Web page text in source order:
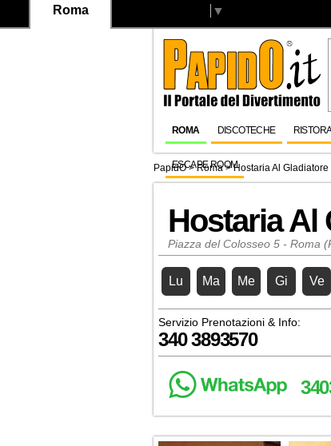
Roma ▼
ROMA DISCOTECHE
ESCAPE ROOM
PapidO>Roma>Hostaria Al Gladiatore
Hostaria Al
Piazza del Colosseo 5 - Roma
Lu Ma Me Gi Ve
Servizio Prenotazioni & Info:
340 3893570